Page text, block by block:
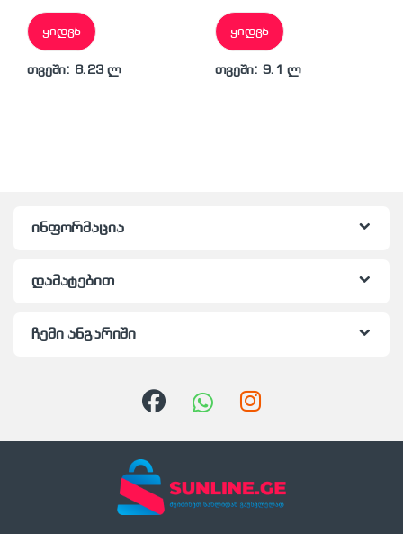
ყიდვა
თვეში: 6.23 ლ
ყიდვა
თვეში: 9.1 ლ
ინფორმაცია
დამატებით
ჩემი ანგარიში